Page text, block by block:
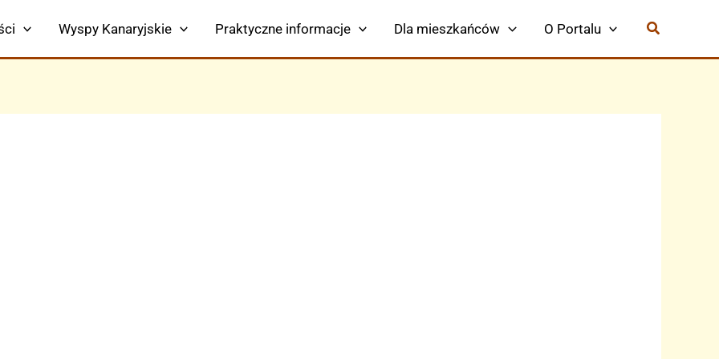
Wyspy Kanaryjskie Praktyczne informacje Dla mieszkańców O Portalu